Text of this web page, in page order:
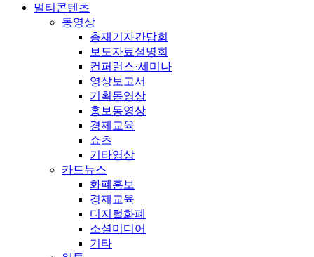
멀티콘텐츠
동영상
총재기자간담회
보도자료설명회
컨퍼런스·세미나
영상보고서
기획동영상
홍보동영상
경제교육
쇼츠
기타영상
카드뉴스
화폐홍보
경제교육
디지털화폐
소셜미디어
기타